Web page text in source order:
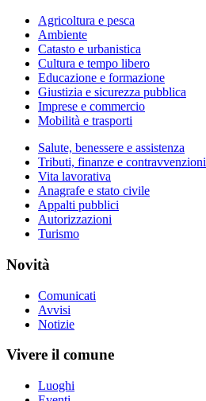
Agricoltura e pesca
Ambiente
Catasto e urbanistica
Cultura e tempo libero
Educazione e formazione
Giustizia e sicurezza pubblica
Imprese e commercio
Mobilità e trasporti
Salute, benessere e assistenza
Tributi, finanze e contravvenzioni
Vita lavorativa
Anagrafe e stato civile
Appalti pubblici
Autorizzazioni
Turismo
Novità
Comunicati
Avvisi
Notizie
Vivere il comune
Luoghi